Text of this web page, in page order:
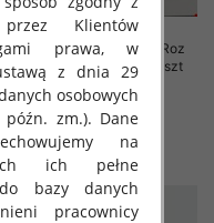
Rybaczki damskie jeansy Roz
XS-XL, 1 Kolor Paczka 10 szt
46.00 zł
szczegóły
Klientów
prawa, w
z dnia 29
osobowych
zm.). Dane
na
ich pełne
bazy danych
pracownicy